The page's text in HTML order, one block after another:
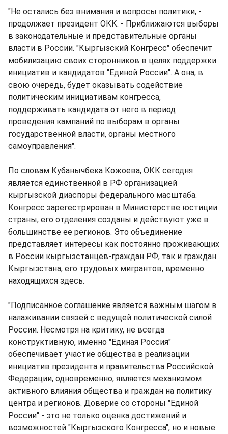
"Не остались без внимания и вопросы политики, -
продолжает президент ОКК. - Приближаются выборы
в законодательные и представительные органы
власти в России. "Кыргызский Конгресс" обеспечит
мобилизацию своих сторонников в целях поддержки
инициатив и кандидатов "Единой России". А она, в
свою очередь, будет оказывать содействие
политическим инициативам конгресса,
поддерживать кандидата от него в период
проведения кампаний по выборам в органы
государственной власти, органы местного
самоуправления".
По словам Кубанычбека Кожоева, ОКК сегодня
является единственной в РФ организацией
кыргызской диаспоры федерального масштаба.
Конгресс зарегестрирован в Министерстве юстиции
страны, его отделения созданы и действуют уже в
большинстве ее регионов. Это объединение
представляет интересы как постоянно проживающих
в России кыргызстанцев-граждан РФ, так и граждан
Кыргызстана, его трудовых мигрантов, временно
находящихся здесь.
"Подписанное соглашение является важным шагом в
налаживании связей с ведущей политической силой
России. Несмотря на критику, не всегда
конструктивную, именно "Единая Россия"
обеспечивает участие общества в реализации
инициатив президента и правительства Российской
Федерации, одновременно, является механизмом
активного влияния общества и граждан на политику
центра и регионов. Доверие со стороны "Единой
России" - это не только оценка достижений и
возможностей "Кыргызского Конгресса", но и новые